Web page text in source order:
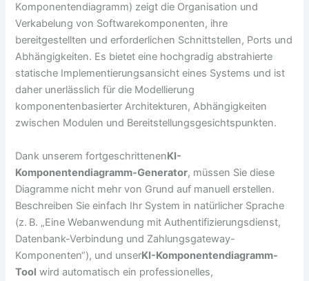
Komponentendiagramm) zeigt die Organisation und
Verkabelung von Softwarekomponenten, ihre
bereitgestellten und erforderlichen Schnittstellen, Ports und
Abhängigkeiten. Es bietet eine hochgradig abstrahierte
statische Implementierungsansicht eines Systems und ist
daher unerlässlich für die Modellierung
komponentenbasierter Architekturen, Abhängigkeiten
zwischen Modulen und Bereitstellungsgesichtspunkten.
Dank unserem fortgeschrittenenKI-
Komponentendiagramm-Generator, müssen Sie diese
Diagramme nicht mehr von Grund auf manuell erstellen.
Beschreiben Sie einfach Ihr System in natürlicher Sprache
(z. B. „Eine Webanwendung mit Authentifizierungsdienst,
Datenbank-Verbindung und Zahlungsgateway-
Komponenten“), und unserKI-Komponentendiagramm-
Tool wird automatisch ein professionelles,